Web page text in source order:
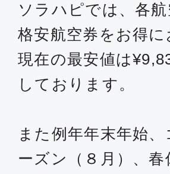
ソラハピでは、各
格安航空券をお得
現在の最安値は
しております。
また例年年末年始
ーズン（８月）、